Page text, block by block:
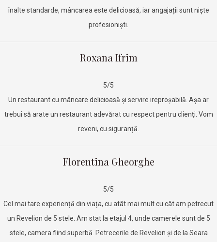
înalte standarde, mâncarea este delicioasă, iar angajații sunt niște
profesioniști.
Roxana Ifrim
5/5
Un restaurant cu mâncare delicioasă și servire ireproșabilă. Așa ar
trebui să arate un restaurant adevărat cu respect pentru clienți. Vom
reveni, cu siguranță.
Florentina Gheorghe
5/5
Cel mai tare experiență din viața, cu atât mai mult cu cât am petrecut
un Revelion de 5 stele. Am stat la etajul 4, unde camerele sunt de 5
stele, camera fiind superbă. Petrecerile de Revelion și de la Seara